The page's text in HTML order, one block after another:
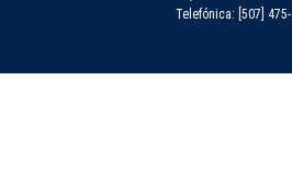
Telefónica: [507]